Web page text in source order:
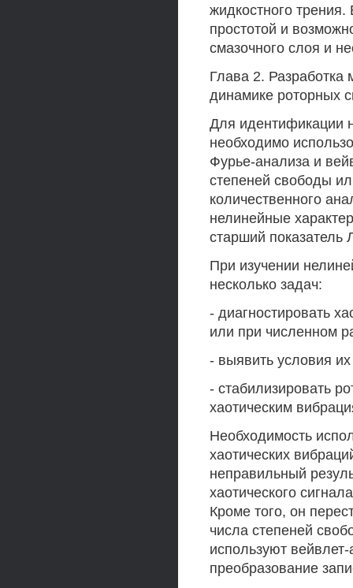
жидкостного
простотой и
смазочного слоя и
Глава 2. Разработка
динамике роторных
Для идентификации
необходимо
Фурье-анализа и
степеней свободы
количественного
нелинейные
старший показатель
При изучении
несколько задач:
- диагностировать
или при численном
- выявить условия
- стабилизировать
хаотическим
Необходимость
хаотических
неправильный
хаотического
Кроме того, он
числа степеней
используют
преобразование